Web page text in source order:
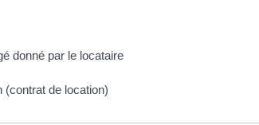
donné par le locataire
(contrat de location)